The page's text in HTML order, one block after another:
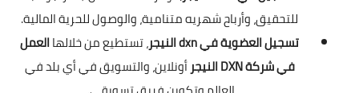
للتحقيق، وأرباح شهريه متنامية، والوصول للحرية المالية.
تسجيل العضوية في dxn النيجر
، تستطيع من خلالهاالعمل
في شركة DXN النيجر
أونلاين، والتسويق في أي بلد في